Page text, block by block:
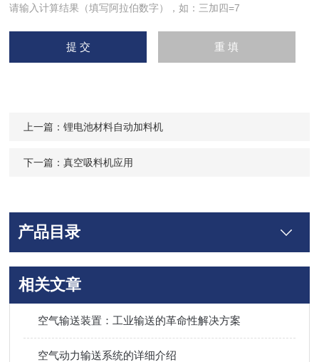
请输入计算结果（填写阿拉伯数字），如：三加四=7
上一篇：锂电池材料自动加料机
下一篇：真空吸料机应用
产品目录
相关文章
空气输送装置：工业输送的革命性解决方案
空气动力输送系统的详细介绍